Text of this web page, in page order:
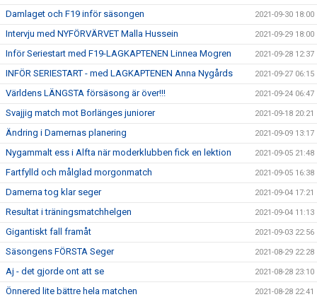
Damlaget och F19 inför säsongen 2021-09-30 18:00
Intervju med NYFÖRVÄRVET Malla Hussein 2021-09-29 18:00
Inför Seriestart med F19-LAGKAPTENEN Linnea Mogren 2021-09-28 12:37
INFÖR SERIESTART - med LAGKAPTENEN Anna Nygårds 2021-09-27 06:15
Världens LÄNGSTA försäsong är över!!! 2021-09-24 06:47
Svajjig match mot Borlänges juniorer 2021-09-18 20:21
Ändring i Damernas planering 2021-09-09 13:17
Nygammalt ess i Alfta när moderklubben fick en lektion 2021-09-05 21:48
Fartfylld och målglad morgonmatch 2021-09-05 16:38
Damerna tog klar seger 2021-09-04 17:21
Resultat i träningsmatchhelgen 2021-09-04 11:13
Gigantiskt fall framåt 2021-09-03 22:56
Säsongens FÖRSTA Seger 2021-08-29 22:28
Aj - det gjorde ont att se 2021-08-28 23:10
Önnered lite bättre hela matchen 2021-08-28 22:41